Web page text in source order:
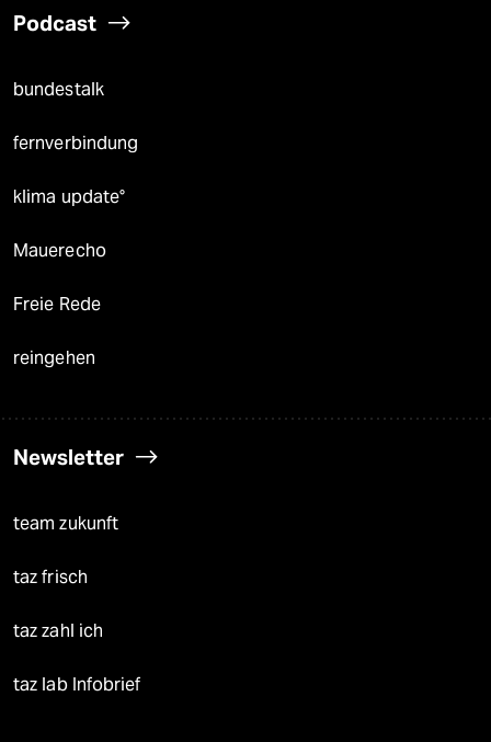
Podcast
bundestalk
fernverbindung
klima update°
Mauerecho
Freie Rede
reingehen
Newsletter
team zukunft
taz frisch
taz zahl ich
taz lab Infobrief